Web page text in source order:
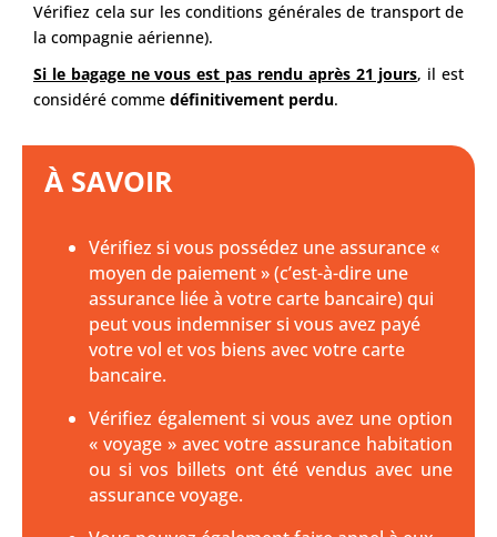
Vérifiez cela sur les conditions générales de transport de
la compagnie aérienne).
Si le bagage ne vous est pas rendu après 21 jours, il est
considéré comme définitivement perdu.
À SAVOIR
Vérifiez si vous possédez une assurance «
moyen de paiement » (c’est-à-dire une
assurance liée à votre carte bancaire) qui
peut vous indemniser si vous avez payé
votre vol et vos biens avec votre carte
bancaire.
Vérifiez également si vous avez une option
« voyage » avec votre assurance habitation
ou si vos billets ont été vendus avec une
assurance voyage.